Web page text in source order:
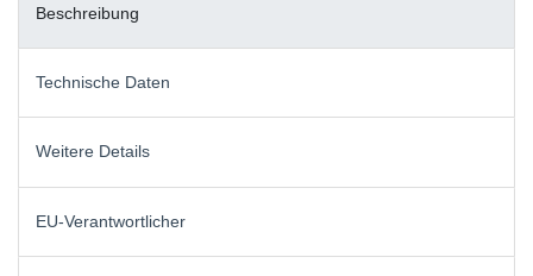
Beschreibung
Technische Daten
Weitere Details
EU-Verantwortlicher